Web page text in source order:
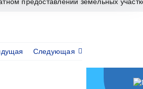
Следующая